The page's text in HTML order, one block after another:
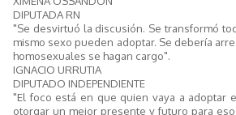
DIPUTADA RN
"Se desvirtuó la discusión. Se transformó
mismo sexo pueden adoptar. Se debería
homosexuales se hagan cargo".
IGNACIO URRUTIA
DIPUTADO INDEPENDIENTE
"El foco está en que quien vaya a adoptar
otorgar un mejor presente y futuro para